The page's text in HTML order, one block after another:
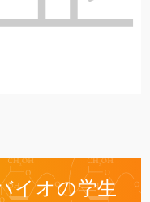
イオの学生